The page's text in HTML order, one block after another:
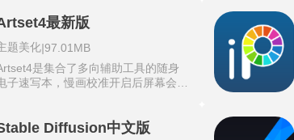
生成可重复使用的色卡集。中文版渐
面的明暗区域，改变黑白灰层次的色
倾向。Pencil滤镜将Apple Pencil作
特效画笔使用，直接在指定区域涂抹
图层混合模式提供超过25种合成选
最新版
题美化|97.01MB
是集合了多向辅助工具的随身
子速写本，慢画校准开启后屏幕会主
。最新版的对称规尺引入了极坐标轴
Diffusion中文版